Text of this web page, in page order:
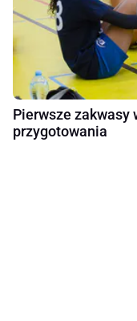
Pierwsze zakwasy
przygotowania